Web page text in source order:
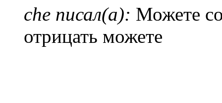
che писал(а): Можете
отрицать можете